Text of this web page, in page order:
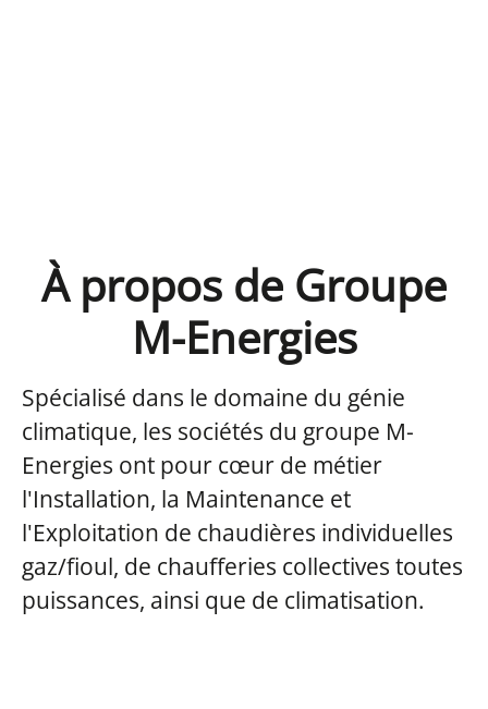
À propos de Groupe
M-Energies
Spécialisé dans le domaine du génie
climatique, les sociétés du groupe M-
Energies ont pour cœur de métier
l'Installation, la Maintenance et
l'Exploitation de chaudières individuelles
gaz/fioul, de chaufferies collectives toutes
puissances, ainsi que de climatisation.